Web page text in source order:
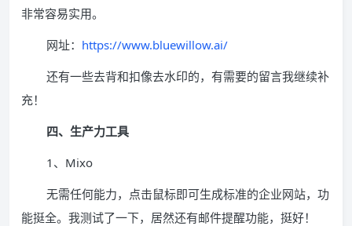
非常容易实用。
网址： https://www.bluewillow.ai/
还有一些去背和扣像去水印的，有需要的留言我继续补
充！
四、生产力工具
1、Mixo
无需任何能力，点击鼠标即可生成标准的企业网站，功
能挺全。我测试了一下，居然还有邮件提醒功能，挺好！